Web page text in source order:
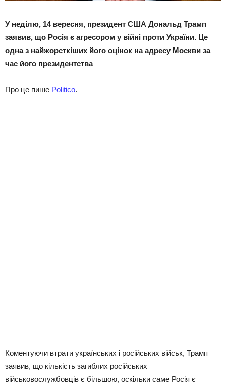
У неділю, 14 вересня, президент США Дональд Трамп
заявив, що Росія є агресором у війні проти України. Це
одна з найжорсткіших його оцінок на адресу Москви за
час його президентства
Про це пише Politico.
Коментуючи втрати українських і російських військ, Трамп
заявив, що кількість загиблих російських
військовослужбовців є більшою, оскільки саме Росія є